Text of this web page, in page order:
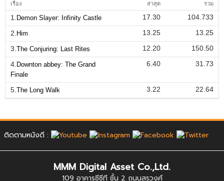
เรื่อง ล่าสุด รวม
1. Demon Slayer: Infinity Castle 17.30
104.733
2. Him 13.25
13.25
3. The Conjuring: Last Rites 12.20
150.50
4. Downton abbey: The Grand
Finale
6.40 31.73
5. The Long Walk 3.22 22.64
ติดตามหนังดี :
MMM Digital Asset Co.,Ltd.
109 อาคารซีซีที ชั้น 2 ถนนสุรวงศ์